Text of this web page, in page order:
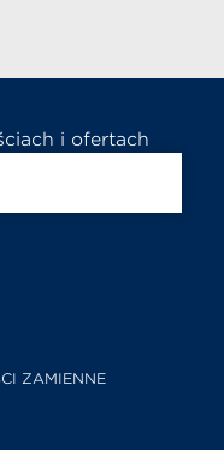
i ofertach
ZAMIENNE